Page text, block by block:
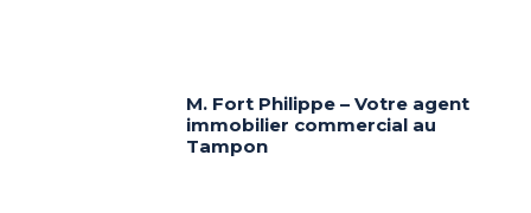
M. Fort Philippe – Votre agent
immobilier commercial au
Tampon